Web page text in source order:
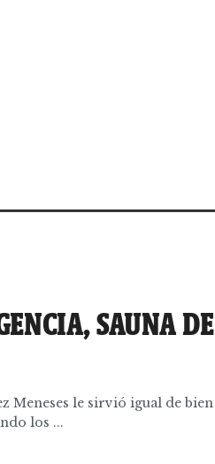
SAUNA DE
Meneses le sirvió igual de bien
los ...